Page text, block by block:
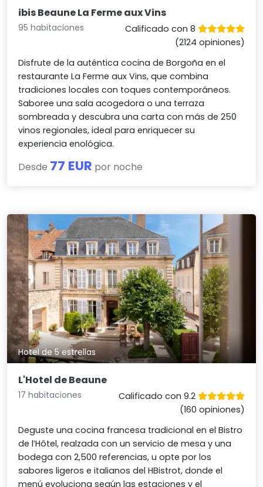
ibis Beaune La Ferme aux Vins
95 habitaciones
Calificado con 8
(2124 opiniones)
Disfrute de la auténtica cocina de Borgoña en el
restaurante La Ferme aux Vins, que combina
tradiciones locales con toques contemporáneos.
Saboree una sala acogedora o una terraza
sombreada y descubra una carta con más de 250
vinos regionales, ideal para enriquecer su
experiencia enológica.
Desde 77 EUR por noche
Hotel de 5 estrellas
L'Hotel de Beaune
17 habitaciones
Calificado con 9.2
(160 opiniones)
Deguste una cocina francesa tradicional en el Bistro
de l’Hôtel, realzada con un servicio de mesa y una
bodega con 2,500 referencias, u opte por los
sabores ligeros e italianos del HBistrot, donde el
menú evoluciona según las estaciones y el